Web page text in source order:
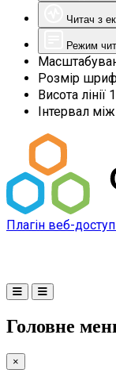
Читач з
Режим
Розмір
Висота лінії
Інтервал
Плагін веб-
Головне
×